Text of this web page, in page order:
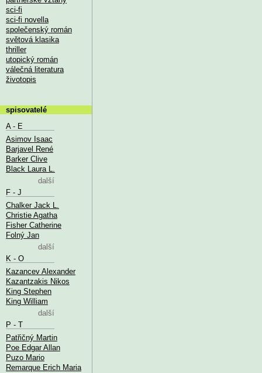
sci-fi
sci-fi novella
společenský román
světová klasika
thriller
utopický román
válečná literatura
životopis
spisovatelé
A - E
Asimov Isaac
Barjavel René
Barker Clive
Black Laura L.
další
F - J
Chalker Jack L.
Christie Agatha
Fisher Catherine
Folný Jan
další
K - O
Kazancev Alexander
Kazantzakis Nikos
King Stephen
King William
další
P - T
Patřičný Martin
Poe Edgar Allan
Puzo Mario
Remarque Erich Maria